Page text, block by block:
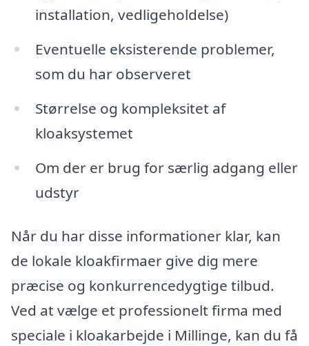
installation, vedligeholdelse)
Eventuelle eksisterende problemer,
som du har observeret
Størrelse og kompleksitet af
kloaksystemet
Om der er brug for særlig adgang eller
udstyr
Når du har disse informationer klar, kan
de lokale kloakfirmaer give dig mere
præcise og konkurrencedygtige tilbud.
Ved at vælge et professionelt firma med
speciale i kloakarbejde i Millinge, kan du få